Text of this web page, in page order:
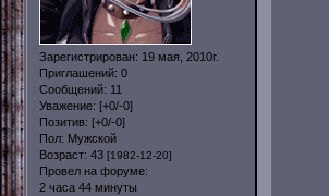
Зарегистрирован: 19 мая, 2010г.
Приглашений: 0
Сообщений: 11
Уважение: [+0/-0]
Позитив: [+0/-0]
Пол: Мужской
Возраст: 43 [1982-12-20]
Провел на форуме:
2 часа 44 минуты